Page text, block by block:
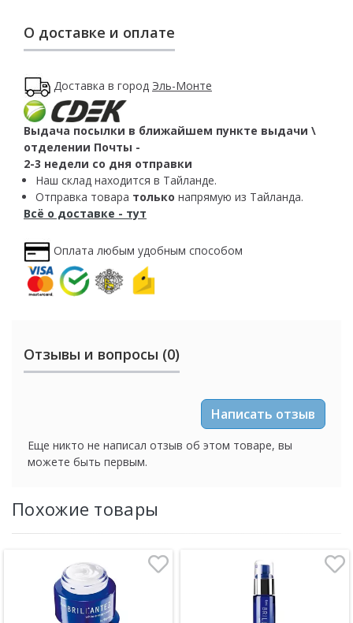
О доставке и оплате
Доставка в город Эль-Монте
Выдача посылки в ближайшем пункте выдачи \
отделении Почты -
2-3 недели со дня отправки
Наш склад находится в Тайланде.
Отправка товара только напрямую из Тайланда.
Всё о доставке - тут
Оплата любым удобным способом
Отзывы и вопросы (0)
Написать отзыв
Еще никто не написал отзыв об этом товаре, вы
можете быть первым.
Похожие товары